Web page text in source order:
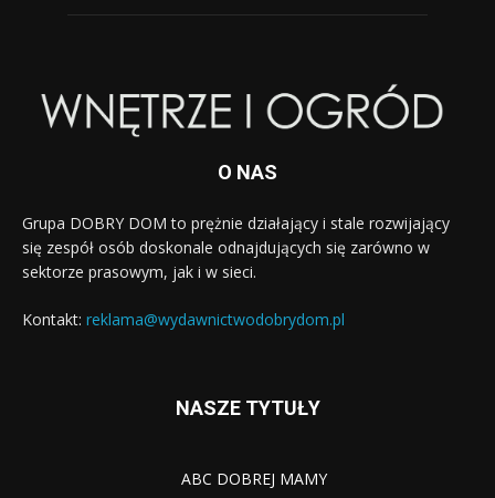
O NAS
Grupa DOBRY DOM to prężnie działający i stale rozwijający
się zespół osób doskonale odnajdujących się zarówno w
sektorze prasowym, jak i w sieci.
Kontakt: reklama@wydawnictwodobrydom.pl
NASZE TYTUŁY
ABC DOBREJ MAMY